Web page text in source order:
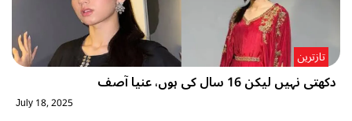
دکھتی نہیں لیکن 16 سال کی ہوں، عنیا آصف
تازترین
July 18, 2025